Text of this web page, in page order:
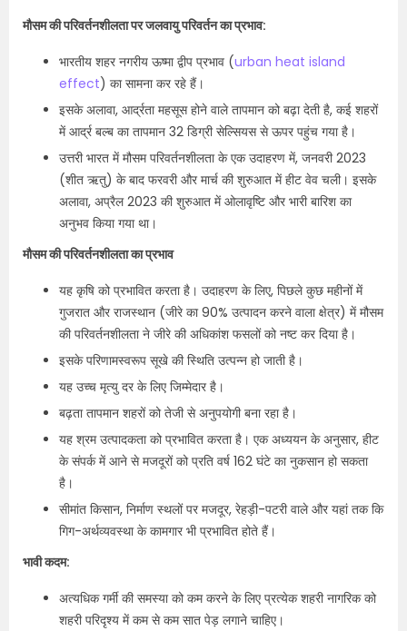
मौसम की परिवर्तनशीलता पर जलवायु परिवर्तन का प्रभाव:
भारतीय शहर नगरीय ऊष्मा द्वीप प्रभाव (urban heat island
effect) का सामना कर रहे हैं।
इसके अलावा, आर्द्रता महसूस होने वाले तापमान को बढ़ा देती है, कई शहरों
में आर्द्र बल्ब का तापमान 32 डिग्री सेल्सियस से ऊपर पहुंच गया है।
उत्तरी भारत में मौसम परिवर्तनशीलता के एक उदाहरण में, जनवरी 2023
(शीत ऋतु) के बाद फरवरी और मार्च की शुरुआत में हीट वेव चली। इसके
अलावा, अप्रैल 2023 की शुरुआत में ओलावृष्टि और भारी बारिश का
अनुभव किया गया था।
मौसम की परिवर्तनशीलता का प्रभाव
यह कृषि को प्रभावित करता है। उदाहरण के लिए, पिछले कुछ महीनों में
गुजरात और राजस्थान (जीरे का 90% उत्पादन करने वाला क्षेत्र) में मौसम
की परिवर्तनशीलता ने जीरे की अधिकांश फसलों को नष्ट कर दिया है।
इसके परिणामस्वरूप सूखे की स्थिति उत्पन्न हो जाती है।
यह उच्च मृत्यु दर के लिए जिम्मेदार है।
बढ़ता तापमान शहरों को तेजी से अनुपयोगी बना रहा है।
यह श्रम उत्पादकता को प्रभावित करता है। एक अध्ययन के अनुसार, हीट
के संपर्क में आने से मजदूरों को प्रति वर्ष 162 घंटे का नुकसान हो सकता
है।
सीमांत किसान, निर्माण स्थलों पर मजदूर, रेहड़ी-पटरी वाले और यहां तक कि
गिग-अर्थव्यवस्था के कामगार भी प्रभावित होते हैं।
भावी कदम:
अत्यधिक गर्मी की समस्या को कम करने के लिए प्रत्येक शहरी नागरिक को
शहरी परिदृश्य में कम से कम सात पेड़ लगाने चाहिए।